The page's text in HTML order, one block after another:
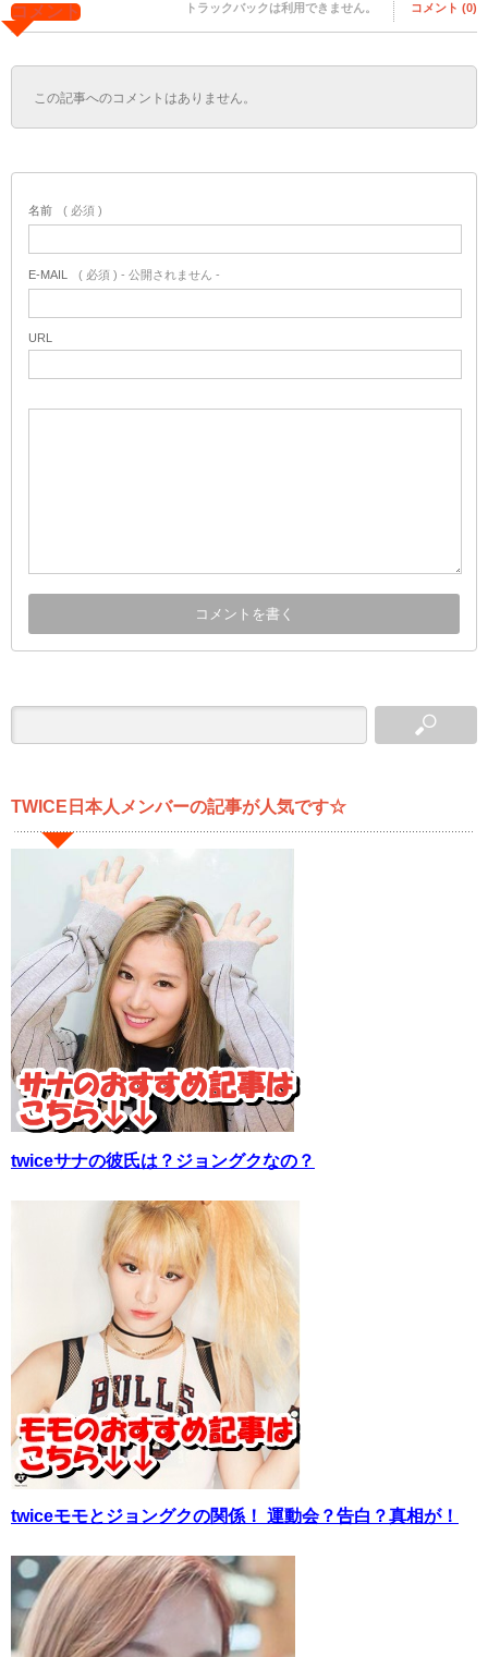
コメント トラックバックは利用できません。 コメント (0)
この記事へのコメントはありません。
名前 ( 必須 )
E-MAIL ( 必須 ) - 公開されません -
URL
TWICE日本人メンバーの記事が人気です☆
twiceサナの彼氏は？ジョングクなの？
twiceモモとジョングクの関係！ 運動会？告白？真相が！